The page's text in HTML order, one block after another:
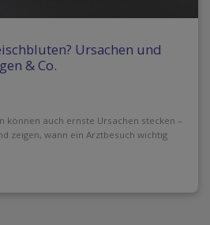
Ursachen und
& Co.
können auch ernste Ursachen stecken –
zeigen, wann ein Arztbesuch wichtig